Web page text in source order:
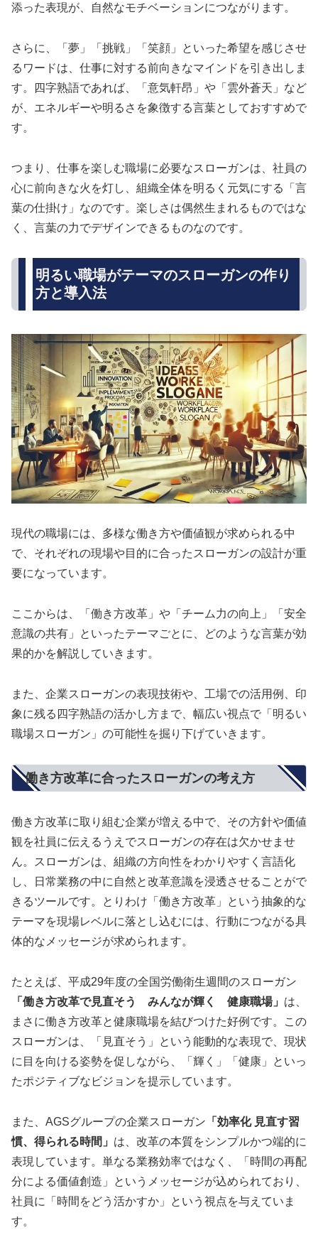
添った表現が、自然なモチベーションにつながります。
さらに、「夢」「挑戦」「笑顔」といった希望を感じさせ
るワードは、仕事に対する前向きなマインドを引き出しま
す。四字熟語であれば、「意気軒昂」や「雲外蒼天」など
が、エネルギーや明るさを象徴する言葉としておすすめで
す。
つまり、仕事を楽しむ職場に必要なスローガンは、社員の
心に前向きな火を灯し、組織全体を明るく元気にする「言
葉の仕掛け」なのです。楽しさは偶然生まれるものではな
く、言葉の力でデザインできるものなのです。
明るい職場がテーマのスローガンの作り
方と導入法
現代の職場には、多様な働き方や価値観が求められる中
で、それぞれの現場や目的に合ったスローガンの設計が重
要になっています。
ここからは、「働き方改革」や「チーム力の向上」「安全
意識の共有」といったテーマごとに、どのような言葉が効
果的かを解説していきます。
また、企業スローガンの表現技術や、工場での活用例、印
象に残る四字熟語の活かし方まで、幅広い視点で「明るい
職場スローガン」の可能性を掘り下げていきます。
働き方改革に合ったスローガンの考え方
働き方改革に取り組む企業が増える中で、その方針や価値
観を社員に伝えるうえでスローガンの存在は欠かせませ
ん。スローガンは、組織の方向性をわかりやすく言語化
し、日常業務の中に自然と改革意識を浸透させることがで
きるツールです。とりわけ「働き方改革」という抽象的な
テーマを現場レベルに落とし込むには、行動につながる具
体的なメッセージが求められます。
たとえば、平成29年度の全国労働衛生週間のスローガン
「働き方改革で見直そう みんなが輝く 健康職場」 は、
まさに働き方改革と健康職場を結びつけた好例です。この
スローガンは、「見直そう」という能動的な表現で、現状
に目を向ける姿勢を促しながら、「輝く」「健康」といっ
たポジティブなビジョンを提示しています。
また、AGSグループの企業スローガン 「効率化 見直す習
慣、得られる時間」 は、改革の本質をシンプルかつ端的に
表現しています。単なる業務効率ではなく、「時間の再配
分による価値創造」というメッセージが込められており、
社員に「時間をどう活かすか」という視点を与えていま
す。